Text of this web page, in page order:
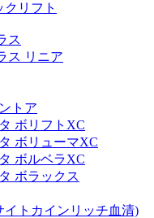
リフト
ス
ス リニア
トア
ボリフトXC
ボリューマXC
ボルベラXC
ボラックス
イトカインリッチ血清)